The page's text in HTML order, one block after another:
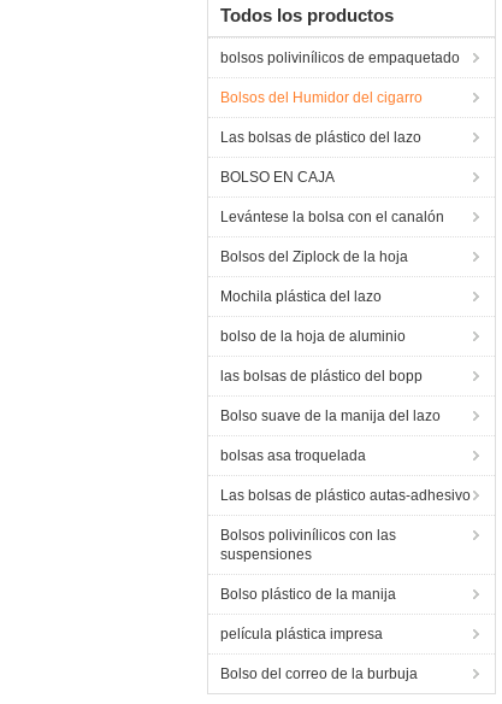
Todos los productos
bolsos polivinílicos de empaquetado
Bolsos del Humidor del cigarro
Las bolsas de plástico del lazo
BOLSO EN CAJA
Levántese la bolsa con el canalón
Bolsos del Ziplock de la hoja
Mochila plástica del lazo
bolso de la hoja de aluminio
las bolsas de plástico del bopp
Bolso suave de la manija del lazo
bolsas asa troquelada
Las bolsas de plástico autas-adhesivo
Bolsos polivinílicos con las
suspensiones
Bolso plástico de la manija
película plástica impresa
Bolso del correo de la burbuja